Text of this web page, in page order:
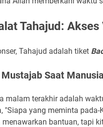
Tahajud:
Tahajud adalah tiket
Saat
malam terakhir adalah
"Siapa yang meminta pada-
menawarkan bantuan, tapi